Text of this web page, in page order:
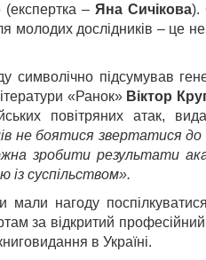
(експертка – Яна Сичікова).
молодих дослідників – це
символічно підсумував
«Ранок» Віктор
повітряних атак,
не боятися звертатися
зробити результати
із суспільством».
мали нагоду
за відкритий
в Україні.